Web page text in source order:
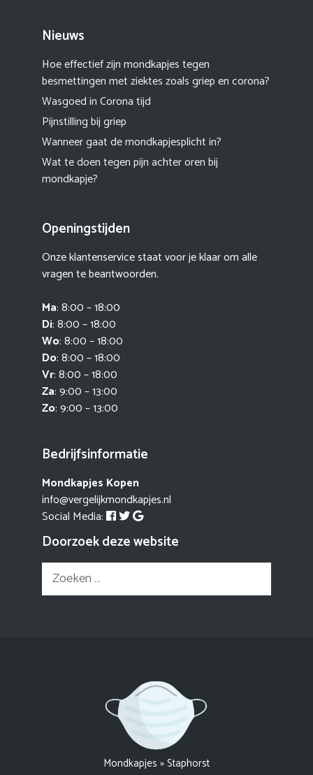
Nieuws
Hoe effectief zijn mondkapjes tegen
besmettingen met ziektes zoals griep en corona?
Wasgoed in Corona tijd
Pijnstilling bij griep
Wanneer gaat de mondkapjesplicht in?
Wat te doen tegen pijn achter oren bij
mondkapje?
Openingstijden
Onze klantenservice staat voor je klaar om alle
vragen te beantwoorden.
Ma: 8:00 – 18:00
Di: 8:00 – 18:00
Wo: 8:00 – 18:00
Do: 8:00 – 18:00
Vr: 8:00 – 18:00
Za: 9:00 – 13:00
Zo: 9:00 – 13:00
Bedrijfsinformatie
Mondkapjes Kopen
info@vergelijkmondkapjes.nl
Social Media:
Doorzoek deze website
Zoek
naar:
Mondkapjes »Staphorst